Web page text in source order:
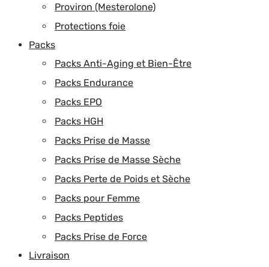
Proviron (Mesterolone)
Protections foie
Packs
Packs Anti-Aging et Bien-Être
Packs Endurance
Packs EPO
Packs HGH
Packs Prise de Masse
Packs Prise de Masse Sèche
Packs Perte de Poids et Sèche
Packs pour Femme
Packs Peptides
Packs Prise de Force
Livraison